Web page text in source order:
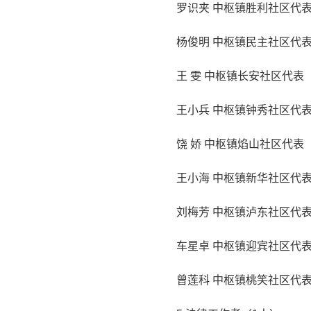
罗识夹 中枢镇胜利社区代表
杨俊明 中枢镇民主社区代表
王 雯 中枢镇长安社区代表
王小兵 中枢镇钟秀社区代表
饶 娇 中枢镇焰山社区代表
王小海 中枢镇新华社区代表
刘梅芳 中枢镇泸东社区代表
车星卓 中枢镇迎宾社区代表
曾莲科 中枢镇桃笑社区代表